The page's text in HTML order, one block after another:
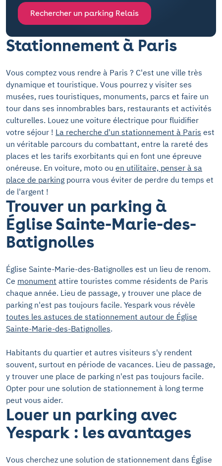
Rechercher un parking Relais
Stationnement à Paris
Vous comptez vous rendre à Paris ? C'est une ville très
dynamique et touristique. Vous pourrez y visiter ses
musées, rues touristiques, monuments, parcs et faire un
tour dans ses innombrables bars, restaurants et activités
culturelles. Louez une voiture électrique pour fluidifier
votre séjour ! La recherche d'un stationnement à Paris est
un véritable parcours du combattant, entre la rareté des
places et les tarifs exorbitants qui en font une épreuve
onéreuse. En voiture, moto ou en utilitaire, penser à sa
place de parking pourra vous éviter de perdre du temps et
de l'argent !
Trouver un parking à
Église Sainte-Marie-des-
Batignolles
Église Sainte-Marie-des-Batignolles est un lieu de renom.
Ce monument attire touristes comme résidents de Paris
chaque année. Lieu de passage, y trouver une place de
parking n'est pas toujours facile. Yespark vous révèle
toutes les astuces de stationnement autour de Église
Sainte-Marie-des-Batignolles.
Habitants du quartier et autres visiteurs s'y rendent
souvent, surtout en période de vacances. Lieu de passage,
y trouver une place de parking n'est pas toujours facile.
Opter pour une solution de stationnement à long terme
peut vous aider.
Louer un parking avec
Yespark : les avantages
Vous cherchez une solution de stationnement dans Église